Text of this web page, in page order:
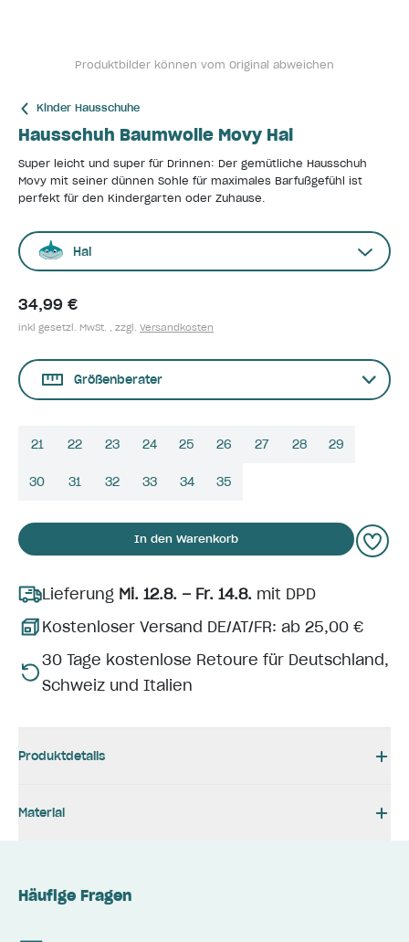
Produktbilder können vom Original abweichen
Kinder Hausschuhe
Hausschuh Baumwolle Movy Hai
Super leicht und super für Drinnen: Der gemütliche Hausschuh
Movy mit seiner dünnen Sohle für maximales Barfußgefühl ist
perfekt für den Kindergarten oder Zuhause.
Hai
34,99 €
inkl gesetzl. MwSt. , zzgl. Versandkosten
Größenberater
21 22 23 24 25 26 27 28 29
30 31 32 33 34 35
In den Warenkorb
Lieferung Mi. 12.8. – Fr. 14.8. mit DPD
Kostenloser Versand DE/AT/FR: ab 25,00 €
30 Tage kostenlose Retoure für Deutschland,
Schweiz und Italien
Produktdetails
Material
Häufige Fragen